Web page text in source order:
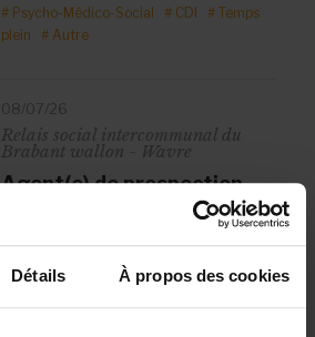
Détails À propos des cookies
# Psycho-Médico-Social # CDI
# Temps
plein
# Autre
08/07/26
Relais social intercommunal du
Brabant wallon - Wavre
Agent(e) de prospection
Missions Sous la supervision du
responsable du pôle logement, la
personne sera en charge de : -